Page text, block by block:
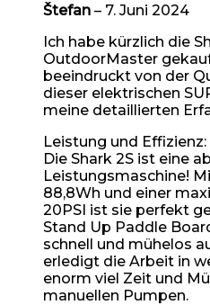
Štefan – 7. Juni 2024
Ich habe kürzlich die
OutdoorMaster
beeindruckt von der
dieser elektrischen
meine detaillierten
Leistung und Effizienz:
Die Shark 2S ist eine
Leistungsmaschine!
88,8Wh und einer
20PSI ist sie perfekt
Stand Up Paddle
schnell und mühelos
erledigt die Arbeit in
enorm viel Zeit und
manuellen Pumpen.